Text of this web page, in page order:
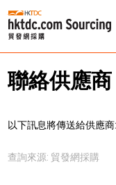
聯絡供應商
以下訊息將傳送給供應商:
查詢來源: 貿發網採購